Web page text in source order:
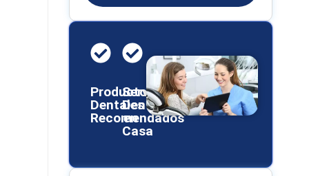
Productos
Dentales
Recomendados
Servicios
Dentales
en
Casa